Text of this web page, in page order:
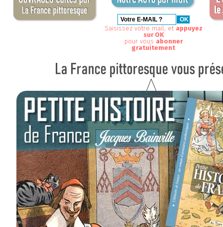
Saisissez votre mail, et appuyez
sur OK
pour vous abonner
gratuitement